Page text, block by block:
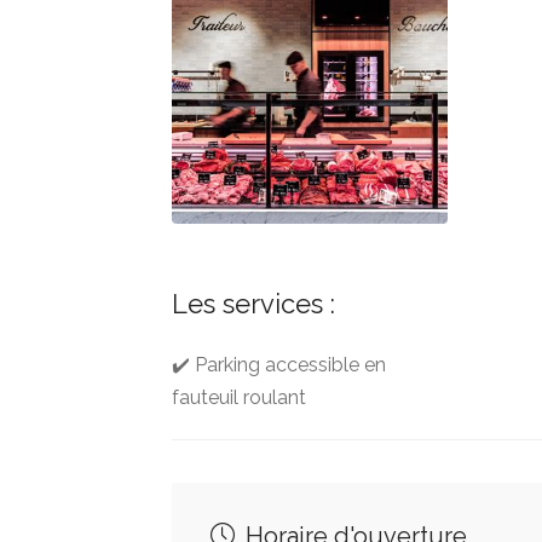
Les services :
✔️ Parking accessible en
fauteuil roulant
Horaire d'ouverture